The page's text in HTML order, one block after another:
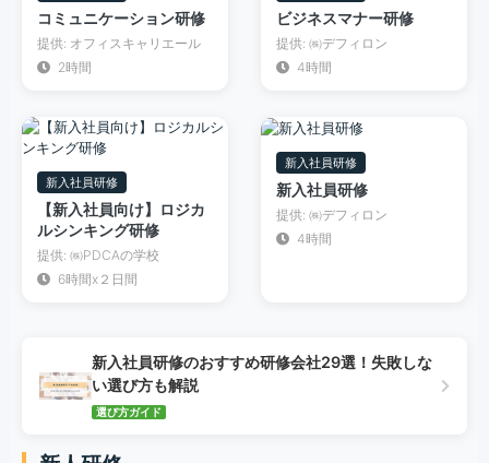
コミュニケーション研修
提供: オフィスキャリエール
2時間
ビジネスマナー研修
提供: ㈱デフィロン
4時間
新入社員研修
【新入社員向け】ロジカ
ルシンキング研修
提供: ㈱PDCAの学校
6時間x２日間
新入社員研修
新入社員研修
提供: ㈱デフィロン
4時間
新入社員研修のおすすめ研修会社29選！失敗しな
い選び方も解説
選び方ガイド